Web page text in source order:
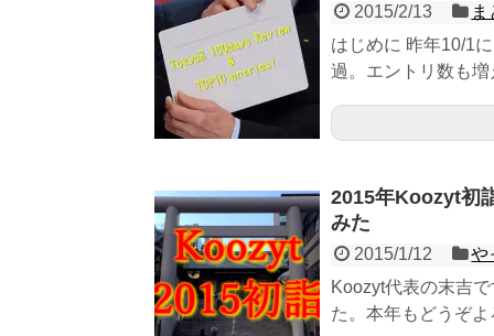
2015/2/13
はじめに 昨年10/1
過。エントリ数も
2015年Koozyt初
みた
2015/1/12
や
Koozyt代表の末吉
た。本年もどうぞ